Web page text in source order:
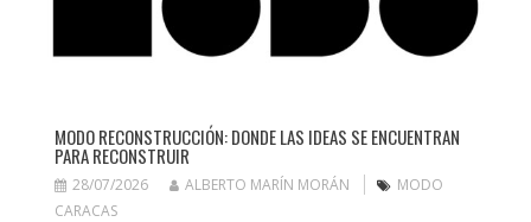
MODO RECONSTRUCCIÓN: DONDE LAS IDEAS SE ENCUENTRAN
PARA RECONSTRUIR
28/07/2026 ALBERTO MARÍN MORÁN
MODO
CARACAS